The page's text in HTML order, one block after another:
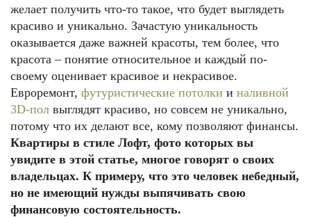
желает получить что-то такое, что будет выглядеть
красиво и уникально. Зачастую уникальность
оказывается даже важней красоты, тем более, что
красота – понятие относительное и каждый по-
своему оценивает красивое и некрасивое.
Евроремонт, футуристические потолки и наливной
3D-пол выглядят красиво, но совсем не уникально,
потому что их делают все, кому позволяют финансы.
Квартиры в стиле Лофт, фото которых вы
увидите в этой статье, многое говорят о своих
владельцах. К примеру, что это человек небедный,
но не имеющий нужды выпячивать свою
финансовую состоятельность.